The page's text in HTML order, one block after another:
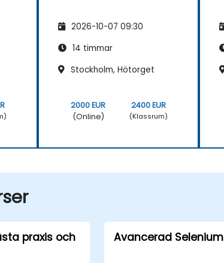
2026-10-07 09:30
14 timmar
Stockholm, Hötorget
2000 EUR
(Online)
2400 EUR
(Klassrum)
praxis och
Avancerad Selenium